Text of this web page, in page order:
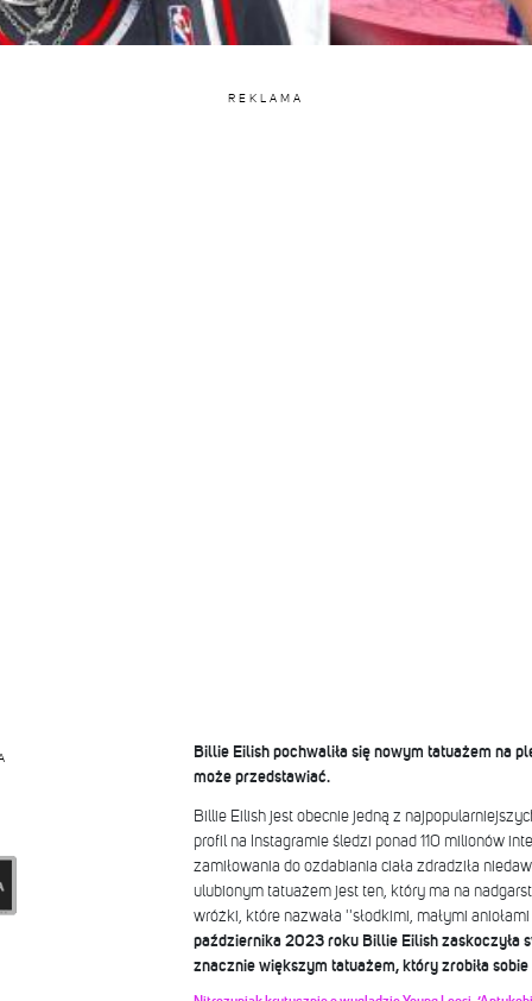
REKLAMA
Billie Eilish pochwaliła się nowym tatuażem na
może przedstawiać.
Billie Eilish jest obecnie jedną z
profil na Instagramie śledzi ponad 110 milionów
zamiłowania do ozdabiania ciała zdradziła
ulubionym tatuażem jest ten, który ma na
wróżki, które nazwała ''słodkimi, małymi
października 2023 roku Billie Eilish zaskoczyła
znacznie większym tatuażem, który zrobiła sobie